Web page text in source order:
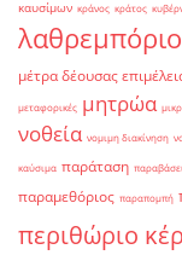
καυσίμων κράνος κράτος
λαθρεμπόριο
μέτρα δέουσας
μεταφορικές μητρώα
νοθεία νομιμη διακίνηση
καύσιμα παράταση
παραμεθόριος παραπομπή
περιθώριο